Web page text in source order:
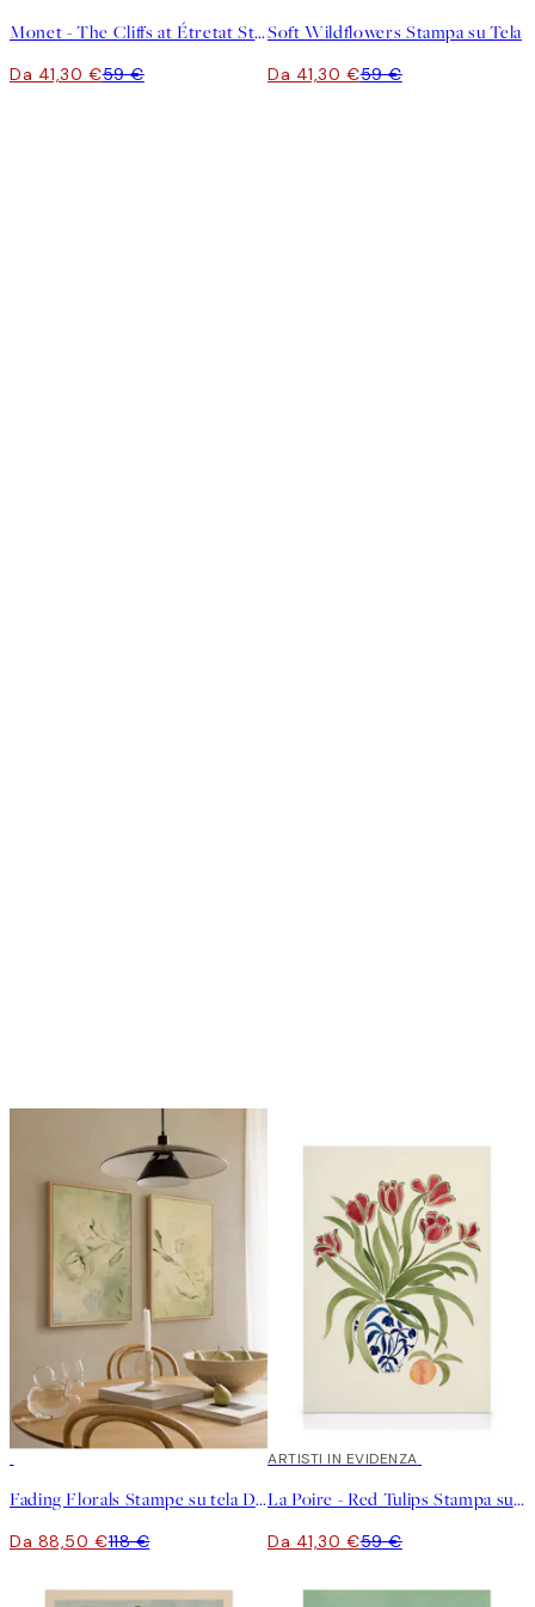
Monet - The Cliffs at Étretat Stampa su Tela
Da 41,30 €59 €
Soft Wildflowers Stampa su Tela
Da 41,30 €59 €
Fading Florals Stampe su tela Duo
Da 88,50 €118 €
30%*
ARTISTI IN EVIDENZA
La Poire - Red Tulips Stampa su Tela
Da 41,30 €59 €